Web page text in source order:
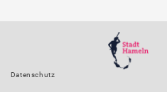
Datenschutz